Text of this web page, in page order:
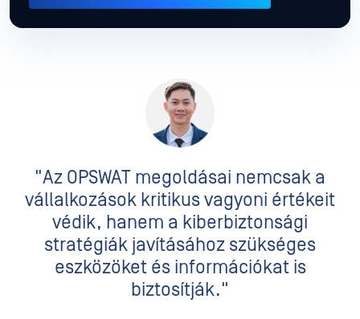
"Az OPSWAT megoldásai nemcsak a
vállalkozások kritikus vagyoni értékeit
védik, hanem a kiberbiztonsági
stratégiák javításához szükséges
eszközöket és információkat is
biztosítják."